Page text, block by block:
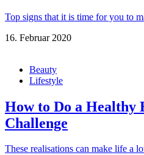
Top signs that it is time for you to
16. Februar 2020
Beauty
Lifestyle
How to Do a Healthy
Challenge
These realisations can make life a